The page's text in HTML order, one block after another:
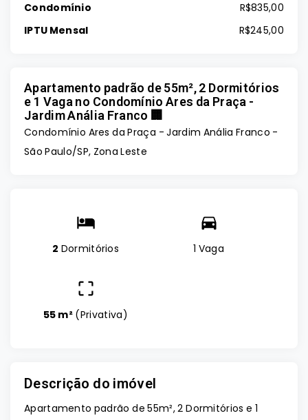
Condomínio
R$835,00
IPTU Mensal
R$245,00
Apartamento padrão de 55m², 2 Dormitórios
e 1 Vaga no Condomínio Ares da Praça -
Jardim Anália Franco 🏢
Condomínio Ares da Praça -Jardim Anália Franco -
São Paulo/SP, Zona Leste
2 Dormitórios 1 Vaga
55 m² (Privativa)
Descrição do imóvel
Apartamento padrão de 55m², 2 Dormitórios e 1